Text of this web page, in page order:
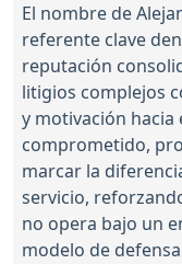
El nombre de
referente clave
reputación
litigios complejos
y motivación hacia
comprometido,
marcar la
servicio,
no opera bajo un
modelo de